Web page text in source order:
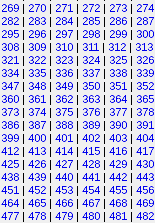
269 | 270 | 271 | 272 | 273 | 274
282 | 283 | 284 | 285 | 286 | 287
295 | 296 | 297 | 298 | 299 | 300
308 | 309 | 310 | 311 | 312 | 313
321 | 322 | 323 | 324 | 325 | 326
334 | 335 | 336 | 337 | 338 | 339
347 | 348 | 349 | 350 | 351 | 352
360 | 361 | 362 | 363 | 364 | 365
373 | 374 | 375 | 376 | 377 | 378
386 | 387 | 388 | 389 | 390 | 391
399 | 400 | 401 | 402 | 403 | 404
412 | 413 | 414 | 415 | 416 | 417
425 | 426 | 427 | 428 | 429 | 430
438 | 439 | 440 | 441 | 442 | 443
451 | 452 | 453 | 454 | 455 | 456
464 | 465 | 466 | 467 | 468 | 469
477 | 478 | 479 | 480 | 481 | 482